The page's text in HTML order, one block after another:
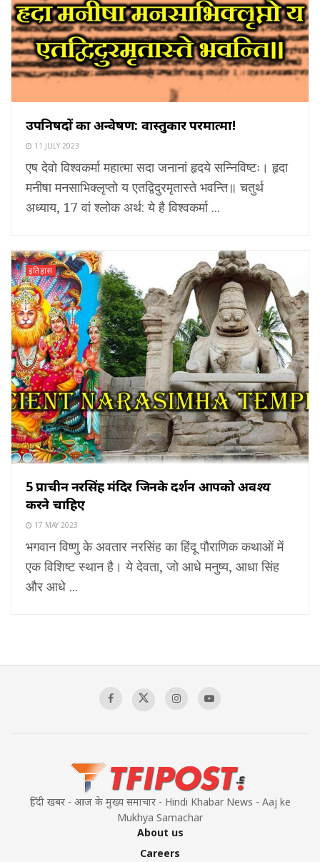
उपनिषदों का अन्वेषण: वास्तुकार परमात्मा!
11 JULY 2023
एष देवो विश्वकर्मा महात्मा सदा जनानां हृदये सन्निविष्टः। हृदा
मनीषा मनसाभिक्लृप्तो य एतद्विदुरमृतास्ते भवन्ति॥ चतुर्थ
अध्याय, 17 वां श्लोक अर्थ: ये है विश्वकर्मा ...
इतिहास
5 प्राचीन नरसिंह मंदिर जिनके दर्शन आपको अवश्य
करने चाहिए
17 MAY 2023
भगवान विष्णु के अवतार नरसिंह का हिंदू पौराणिक कथाओं में
एक विशिष्ट स्थान है। ये देवता, जो आधे मनुष्य, आधा सिंह
और आधे ...
हिंदी खबर - आज के मुख्य समाचार - Hindi Khabar News - Aaj ke
Mukhya Samachar
About us
Careers